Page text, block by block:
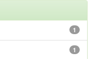
1
1